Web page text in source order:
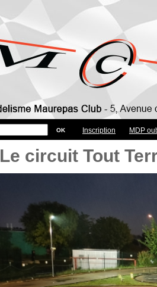
Inscription MDP
Le circuit Tout